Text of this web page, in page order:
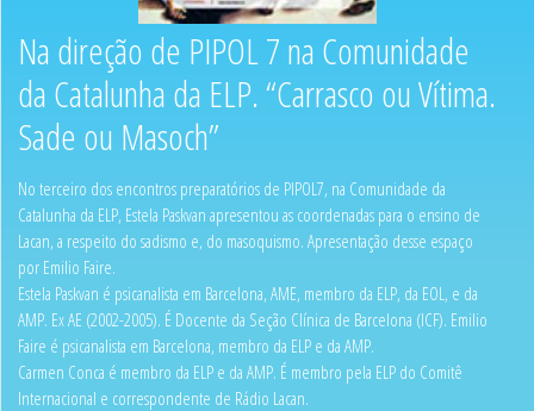
Na direção de PIPOL 7 na Comunidade
da Catalunha da ELP. “Carrasco ou Vítima.
Sade ou Masoch”
No terceiro dos encontros preparatórios de PIPOL7, na Comunidade da
Catalunha da ELP, Estela Paskvan apresentou as coordenadas para o ensino de
Lacan, a respeito do sadismo e, do masoquismo. Apresentação desse espaço
por Emilio Faire.
Estela Paskvan é psicanalista em Barcelona, AME, membro da ELP, da EOL, e da
AMP. Ex AE (2002-2005). É Docente da Seção Clínica de Barcelona (ICF). Emilio
Faire é psicanalista em Barcelona, membro da ELP e da AMP.
Carmen Conca é membro da ELP e da AMP. É membro pela ELP do Comitê
Internacional e correspondente de Rádio Lacan.